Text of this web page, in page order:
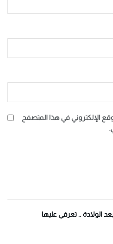
الإلكتروني في هذا المتصفح